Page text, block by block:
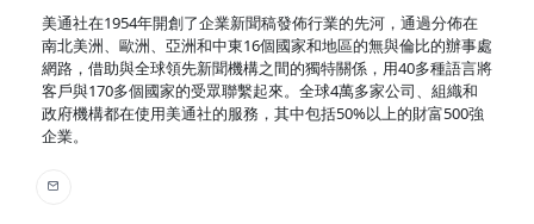
美通社在1954年開創了企業新聞稿發佈行業的先河，通過分佈在
南北美洲、歐洲、亞洲和中東16個國家和地區的無與倫比的辦事處
網路，借助與全球領先新聞機構之間的獨特關係，用40多種語言將
客戶與170多個國家的受眾聯繫起來。全球4萬多家公司、組織和
政府機構都在使用美通社的服務，其中包括50%以上的財富500強
企業。